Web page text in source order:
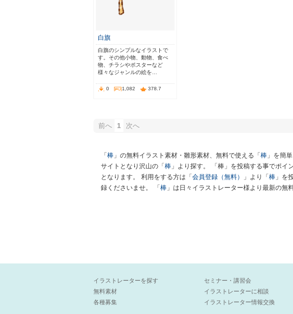
白旗
白旗のシンプルなイラストで
す。その他小物、動物、食べ
物、チラシやポスターなど
様々なジャンルの絵を…
0 1,082 378.7
前へ 1 次へ
「 棒 」の無料イラスト素材・雛形素材、無料で使える「 棒 」を簡
サイトとなり沢山の「 棒 」より探す。 「棒」を投稿する事でポイ
となります。 利用をする方は「 会員登録（無料） 」より「 棒 」を
録くださいませ。 「 棒 」は日々イラストレーター様より最新の無
イラストレーターを探す
無料素材
各種募集
セミナー・講習会
イラストレーターに相談
イラストレーター情報交換